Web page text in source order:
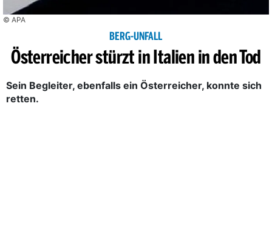
© APA
BERG-UNFALL
Österreicher stürzt in Italien in den Tod
Sein Begleiter, ebenfalls ein Österreicher, konnte sich
retten.